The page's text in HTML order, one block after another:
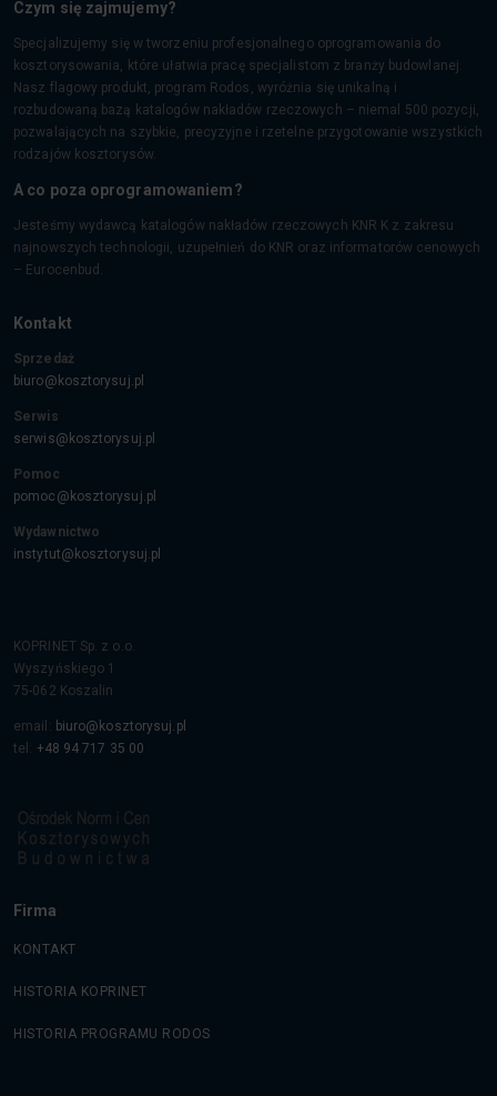
Czym się zajmujemy?
Specjalizujemy się w tworzeniu profesjonalnego oprogramowania do
kosztorysowania, które ułatwia pracę specjalistom z branży budowlanej.
Nasz flagowy produkt, program Rodos, wyróżnia się unikalną i
rozbudowaną bazą katalogów nakładów rzeczowych – niemal 500 pozycji,
pozwalających na szybkie, precyzyjne i rzetelne przygotowanie wszystkich
rodzajów kosztorysów.
A co poza oprogramowaniem?
Jesteśmy wydawcą katalogów nakładów rzeczowych KNR K z zakresu
najnowszych technologii, uzupełnień do KNR oraz informatorów cenowych
– Eurocenbud.
Kontakt
Sprzedaż
biuro@kosztorysuj.pl
Serwis
serwis@kosztorysuj.pl
Pomoc
pomoc@kosztorysuj.pl
Wydawnictwo
instytut@kosztorysuj.pl
KOPRINET Sp. z o.o.
Wyszyńskiego 1
75-062 Koszalin
email: biuro@kosztorysuj.pl
tel: +48 94 717 35 00
Firma
KONTAKT
HISTORIA KOPRINET
HISTORIA PROGRAMU RODOS